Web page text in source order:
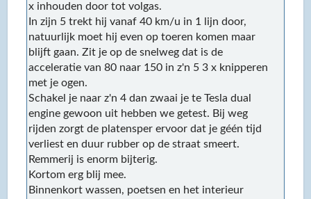
x inhouden door tot volgas.
In zijn 5 trekt hij vanaf 40 km/u in 1 lijn door,
natuurlijk moet hij even op toeren komen maar
blijft gaan. Zit je op de snelweg dat is de
acceleratie van 80 naar 150 in z'n 5 3 x knipperen
met je ogen.
Schakel je naar z'n 4 dan zwaai je te Tesla dual
engine gewoon uit hebben we getest. Bij weg
rijden zorgt de platensper ervoor dat je géén tijd
verliest en duur rubber op de straat smeert.
Remmerij is enorm bijterig.
Kortom erg blij mee.
Binnenkort wassen, poetsen en het interieur